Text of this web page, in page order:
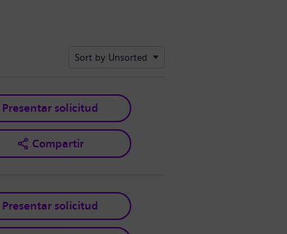
Sort by Unsorted
Presentar solicitud
Compartir
Presentar solicitud